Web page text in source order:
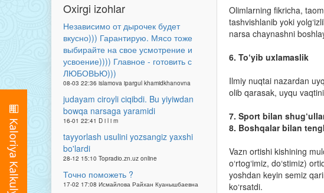
Oxirgi izohlar
Независимо от дырочек будет
вкусно))) Гарантирую. Мясо тоже
выбирайте на свое усмотрение и
усвоение)))) Главное - готовить с
ЛЮБОВЬЮ)))
08-03 22:36 islamova ipargul khamidkhanovna
judayam ciroyli ciqibdi. Bu yiyiwdan
bowqa narsaga yaramidi
16-01 22:41 D i l i m
tayyorlash usulini yozsangiz yaxshi
bo'lardi
28-12 15:10 Topradio.zn.uz online
Точно поможеть ?
17-02 17:08 Исмайлова Райхан Куанышбаевна
Olimlarning fikricha,
tashvishlanib yoki
narsa chaynashni
6. To‘yib uxlamaslik
Ilmiy nuqtai nazardan
olib qarasak, uyqu
7. Sport bilan
8. Boshqalar bilan
Vazn ortishi kishining
o‘rtog‘imiz, do‘stimiz)
yoshdan keyin semiz
ko‘rsatdi.